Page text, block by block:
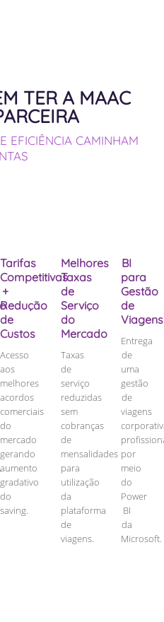
TER A MAAC
EFICIÊNCIA CAMINHAM
Tarifas
Competitivas
+
Redução
de
Custos
Acesso
aos
melhores
acordos
comerciais
do
mercado
gerando
aumento
gradativo
do
saving.
Melhores
Taxas
de
Serviço
do
Mercado
Taxas
de
serviço
reduzidas
sem
cobranças
de
mensalidades
para
utilização
da
plataforma
de
viagens.
BI
para
Gestão
de
Viagens
Entrega
de
uma
gestão
de
viagens
por
meio
do
Power
BI
da
Microsoft.